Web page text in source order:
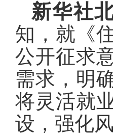
新华社
知，就《
公开征求
需求，明
将灵活就
设，强化